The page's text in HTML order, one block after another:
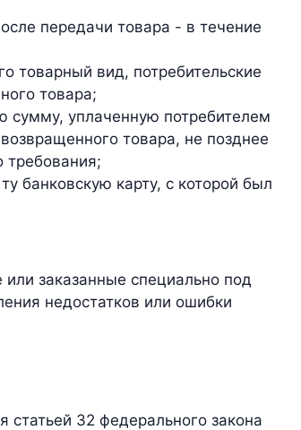
передачи товара - в течение
товарный вид, потребительские
товара;
сумму, уплаченную потребителем
товара, не позднее
требования;
банковскую карту, с которой был
заказанные специально под
недостатков или ошибки
статьей 32 федерального закона